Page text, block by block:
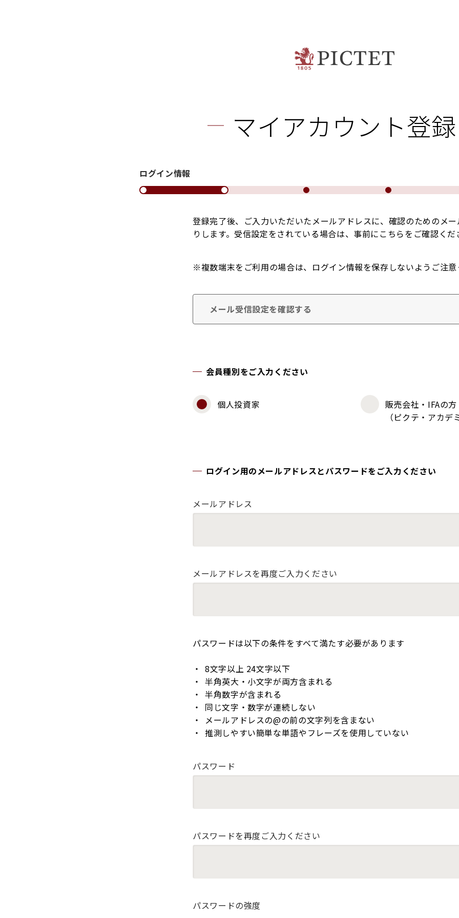
マイアカウント登録
ログイン情報
登録完了後、ご入力いただいたメールアドレスに、確認のためのメ
りします。受信設定をされている場合は、事前にこちらをご確認くだ
※複数端末をご利用の場合は、ログイン情報を保存しないようご注意
メール受信設定を確認する
会員種別をご入力ください
個人投資家
販売会社・IFAの方
（ピクテ・アカデ
ログイン用のメールアドレスとパスワードをご入力ください
メールアドレス
メールアドレスを再度ご入力ください
パスワードは以下の条件をすべて満たす必要があります
8文字以上 24文字以下
半角英大・小文字が両方含まれる
半角数字が含まれる
同じ文字・数字が連続しない
メールアドレスの@の前の文字列を含まない
推測しやすい簡単な単語やフレーズを使用していない
パスワード
パスワードを再度ご入力ください
パスワードの強度